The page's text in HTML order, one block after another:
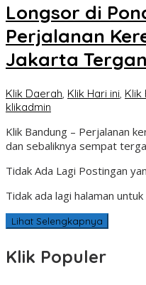
Longsor di
Perjalanan
Jakarta
Klik Daerah, Klik Hari ini, Klik
klikadmin
Klik Bandung – Perjalanan
dan sebaliknya sempat
Tidak Ada Lagi Postingan
Tidak ada lagi halaman
Lihat Selengkapnya
Klik Populer